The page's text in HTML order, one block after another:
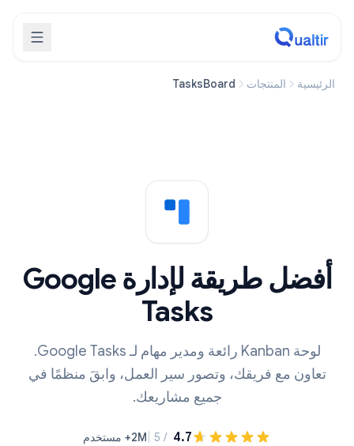
الرئيسية المنتجات TasksBoard
أفضل طريقة لإدارة Google
Tasks
لوحة Kanban رائعة ومدير مهام لـ Google Tasks.
تعاون مع فريقك، وتصور سير العمل، وابقَ منظمًا في
جميع مشاريعك.
4.7
/ 5 2M+ مستخدم